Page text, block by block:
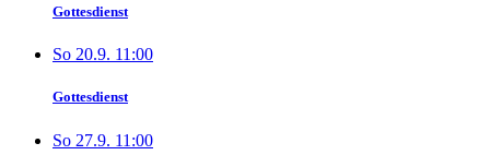
Gottesdienst
So 20.9. 11:00
Gottesdienst
So 27.9. 11:00